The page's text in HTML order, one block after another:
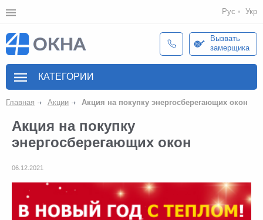
Рус Укр
Вызвать
замерщика
КАТЕГОРИИ
Главная Акции Акция на покупку энергосберегающих окон
Акция на покупку
энергосберегающих окон
06.12.2021